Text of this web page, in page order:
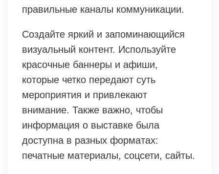
правильные каналы коммуникации.
Создайте яркий и запоминающийся
визуальный контент. Используйте
красочные баннеры и афиши,
которые четко передают суть
мероприятия и привлекают
внимание. Также важно, чтобы
информация о выставке была
доступна в разных форматах:
печатные материалы, соцсети, сайты.